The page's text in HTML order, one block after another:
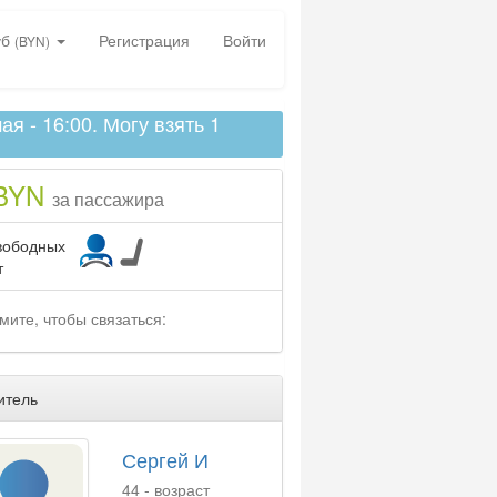
(BYN) Регистрация Войти
- 16:00. Могу взять 1
за пассажира
чтобы связаться:
Сергей И
44 - возраст